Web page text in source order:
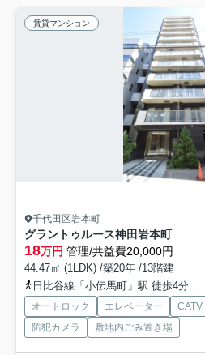
賃貸マンション
千代田区岩本町
グラントゥルース神田岩本町
18万円 管理/共益費20,000円
44.47㎡ (1LDK) /築20年 /13階建
日比谷線「小伝馬町」駅 徒歩4分
オートロック エレベーター CATV
防犯カメラ
敷地内ごみ置き場